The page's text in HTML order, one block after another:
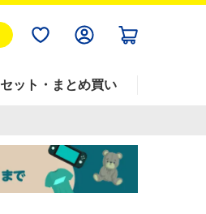
セット・まとめ買い